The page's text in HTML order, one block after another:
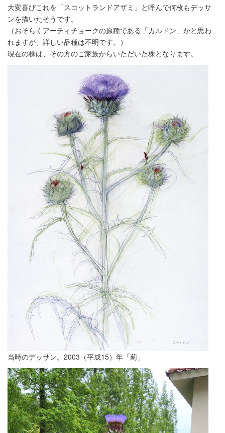
大変喜びこれを「スコットランドアザミ」と呼んで何枚もデッサ
ンを描いたそうです。
（おそらくアーティチョークの原種である「カルドン」かと思わ
れますが、詳しい品種は不明です。）
現在の株は、その方のご家族からいただいた株となります。
当時のデッサン。2003（平成15）年「薊」